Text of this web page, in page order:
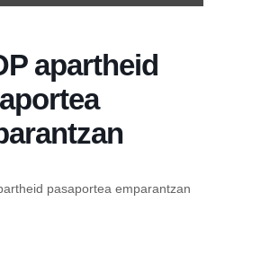
apartheid
pasaportea emparantzan